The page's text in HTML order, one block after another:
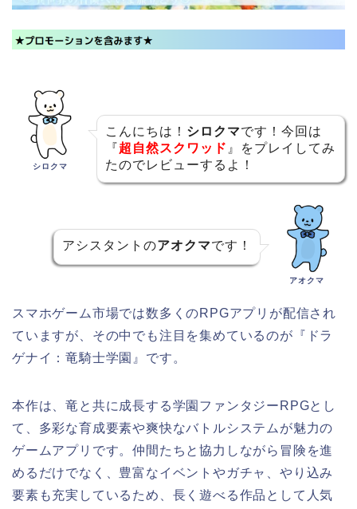
シロクマ
こんにちは！ シロクマです！今回は
『超自然スクワッド 』をプレイしてみ
たのでレビューするよ！
アシスタントのアオクマです！
アオクマ
スマホゲーム市場では数多くのRPGアプリが配信され
ていますが、その中でも注目を集めているのが『ドラ
ゲナイ：竜騎士学園』です。
本作は、竜と共に成長する学園ファンタジーRPGとし
て、多彩な育成要素や爽快なバトルシステムが魅力の
ゲームアプリです。仲間たちと協力しながら冒険を進
めるだけでなく、豊富なイベントやガチャ、やり込み
要素も充実しているため、長く遊べる作品として人気